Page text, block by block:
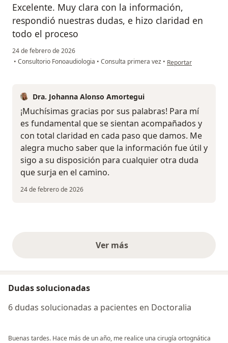
Excelente. Muy clara con la información,
respondió nuestras dudas, e hizo claridad en
todo el proceso
24 de febrero de 2026
• Consultorio Fonoaudiologia • Consulta primera vez • en opinión del
Reportar
Dra. Johanna Alonso Amortegui
¡Muchísimas gracias por sus palabras! Para mí
es fundamental que se sientan acompañados y
con total claridad en cada paso que damos. Me
alegra mucho saber que la información fue útil y
sigo a su disposición para cualquier otra duda
que surja en el camino.
24 de febrero de 2026
Ver másopiniones anteriores
Dudas solucionadas
6 dudas solucionadas a pacientes en Doctoralia
Buenas tardes. Hace más de un año, me realice una cirugía ortognática